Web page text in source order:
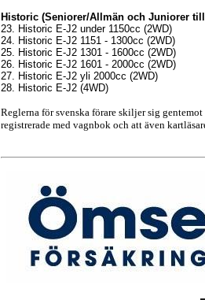
Historic (Seniorer/Allmän och Juniorer
23. Historic E-J2 under 1150cc (2WD)
24. Historic E-J2 1151 - 1300cc (2WD)
25. Historic E-J2 1301 - 1600cc (2WD)
26. Historic E-J2 1601 - 2000cc (2WD)
27. Historic E-J2 yli 2000cc (2WD)
28. Historic E-J2 (4WD)
Reglerna för svenska förare skiljer sig
registrerade med vagnbok och att även